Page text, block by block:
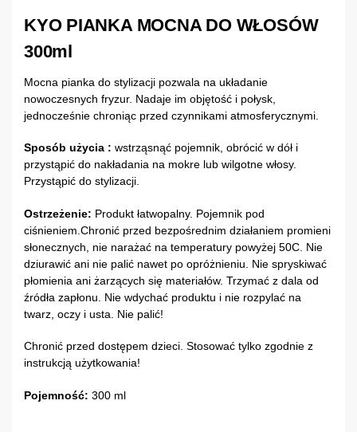
KYO PIANKA MOCNA DO WŁOSÓW
300ml
Mocna pianka do stylizacji pozwala na układanie
nowoczesnych fryzur. Nadaje im objętość i połysk,
jednocześnie chroniąc przed czynnikami atmosferycznymi.
Sposób użycia : wstrząsnąć pojemnik, obrócić w dół i
przystąpić do nakładania na mokre lub wilgotne włosy.
Przystąpić do stylizacji.
Ostrzeżenie: Produkt łatwopalny. Pojemnik pod
ciśnieniem.Chronić przed bezpośrednim działaniem promieni
słonecznych, nie narażać na temperatury powyżej 50C. Nie
dziurawić ani nie palić nawet po opróżnieniu. Nie spryskiwać
płomienia ani żarzących się materiałów. Trzymać z dala od
źródła zapłonu. Nie wdychać produktu i nie rozpylać na
twarz, oczy i usta. Nie palić!
Chronić przed dostępem dzieci. Stosować tylko zgodnie z
instrukcją użytkowania!
Pojemność: 300 ml